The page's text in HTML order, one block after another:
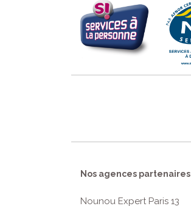
Nos agences partenaires
Nounou Expert Paris 13